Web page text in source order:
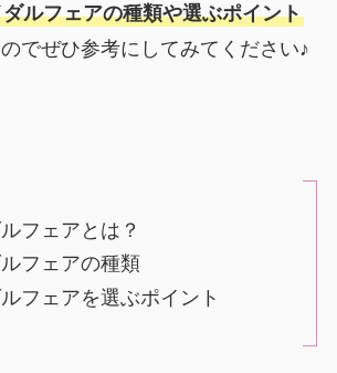
ルフェアの種類や選ぶポイント
でぜひ参考にしてみてください♪
フェアとは？
フェアの種類
フェアを選ぶポイント